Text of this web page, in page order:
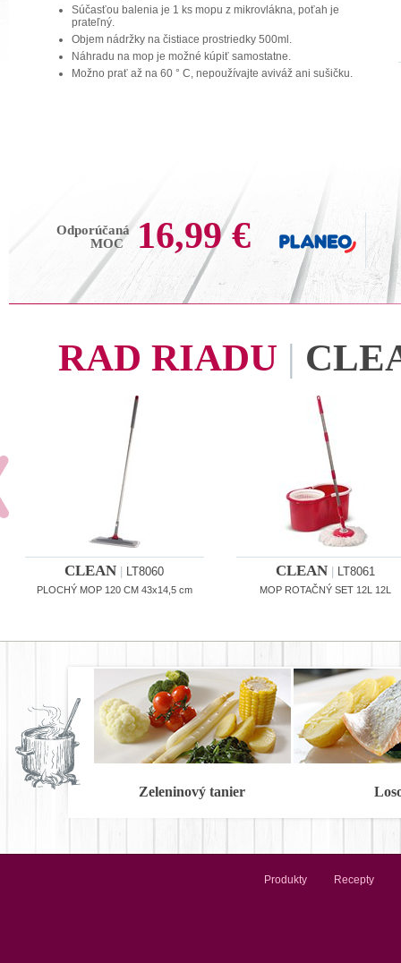
Súčasťou balenia je 1 ks mopu z mikrovlákna, poťah je
prateľný.
Objem nádržky na čistiace prostriedky 500ml.
Náhradu na mop je možné kúpiť samostatne.
Možno prať až na 60 ° C, nepoužívajte aviváž ani sušičku.
Odporúčaná
MOC
16,99 €
RAD RIADU |
CLEAN LT8060
PLOCHÝ MOP 120 CM 43x14,5 cm
CLEAN LT8061
MOP ROTAČNÝ SET 12L 12L
Zeleninový tanier
Produkty Recepty